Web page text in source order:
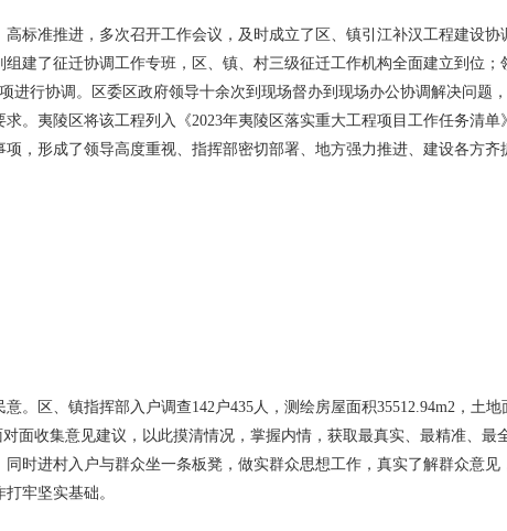
标准推进，多次召开工作会议，及时成立了区、镇引江补汉工程建设协
建了征迁协调工作专班，区、镇、村三级征迁工作机构全面建立到位；
进行协调。区委区政府领导十余次到现场督办到现场办公协调解决问题
。夷陵区将该工程列入《2023年夷陵区落实重大工程项目工作任务清单
，形成了领导高度重视、指挥部密切部署、地方强力推进、建设各方齐
。区、镇指挥部入户调查142户435人，测绘房屋面积35512.94m2，土地
面收集意见建议，以此摸清情况，掌握内情，获取最真实、最精准、最
时进村入户与群众坐一条板凳，做实群众思想工作，真实了解群众意见
牢坚实基础。